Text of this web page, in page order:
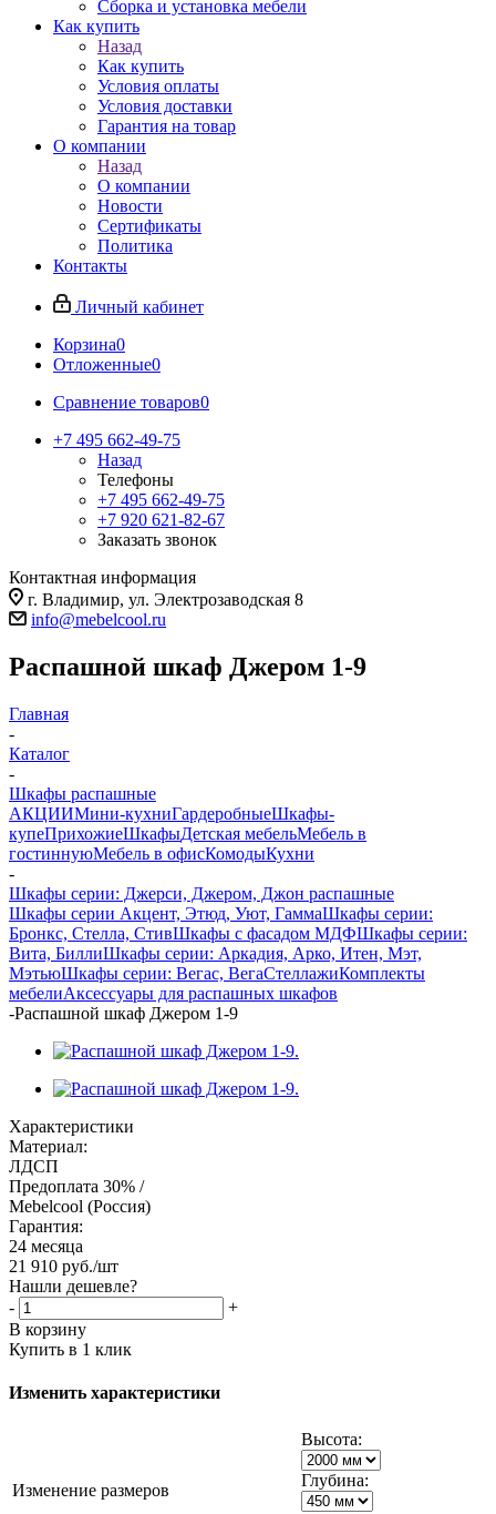
Сборка и установка мебели
Как купить
Назад
Как купить
Условия оплаты
Условия доставки
Гарантия на товар
О компании
Назад
О компании
Новости
Сертификаты
Политика
Контакты
Личный кабинет
Корзина0
Отложенные0
Сравнение товаров0
+7 495 662-49-75
Назад
Телефоны
+7 495 662-49-75
+7 920 621-82-67
Заказать звонок
Контактная информация
г. Владимир, ул. Электрозаводская 8
info@mebelcool.ru
Распашной шкаф Джером 1-9
Главная
-
Каталог
-
Шкафы распашные
АКЦИИМини-кухниГардеробныеШкафы-
купеПрихожиеШкафыДетская мебельМебель в
гостиннуюМебель в офисКомодыКухни
-
Шкафы серии: Джерси, Джером, Джон распашные
Шкафы серии Акцент, Этюд, Уют, ГаммаШкафы серии:
Бронкс, Стелла, СтивШкафы с фасадом МДФШкафы серии:
Вита, БиллиШкафы серии: Аркадия, Арко, Итен, Мэт,
МэтьюШкафы серии: Вегас, ВегаСтеллажиКомплекты
мебелиАксессуары для распашных шкафов
-Распашной шкаф Джером 1-9
Характеристики
Материал:
ЛДСП
Предоплата 30% /
Mebelcool (Россия)
Гарантия:
24 месяца
21 910 руб./шт
Нашли дешевле?
-
+
В корзину
Купить в 1 клик
Изменить характеристики
Изменение размеров
Высота:
Глубина: